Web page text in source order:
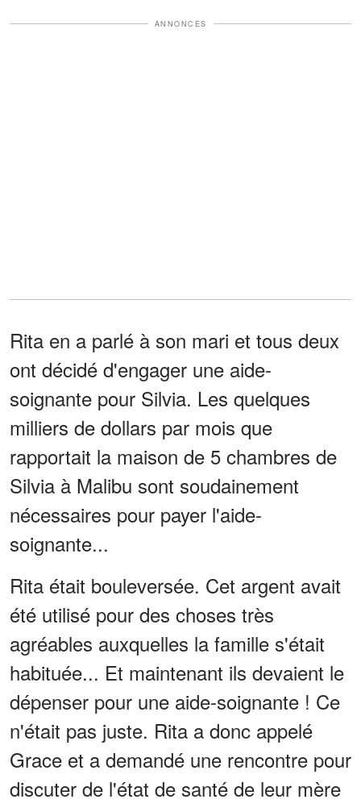
ANNONCES
Rita en a parlé à son mari et tous deux
ont décidé d'engager une aide-
soignante pour Silvia. Les quelques
milliers de dollars par mois que
rapportait la maison de 5 chambres de
Silvia à Malibu sont soudainement
nécessaires pour payer l'aide-
soignante...
Rita était bouleversée. Cet argent avait
été utilisé pour des choses très
agréables auxquelles la famille s'était
habituée... Et maintenant ils devaient le
dépenser pour une aide-soignante ! Ce
n'était pas juste. Rita a donc appelé
Grace et a demandé une rencontre pour
discuter de l'état de santé de leur mère